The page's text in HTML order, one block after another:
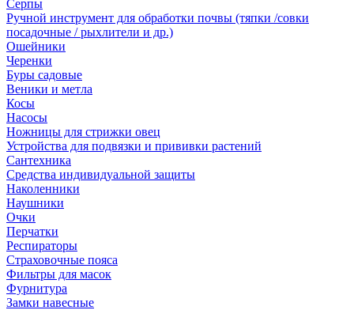
Серпы
Ручной инструмент для обработки почвы (тяпки /совки
посадочные / рыхлители и др.)
Ошейники
Черенки
Буры садовые
Веники и метла
Косы
Насосы
Ножницы для стрижки овец
Устройства для подвязки и прививки растений
Сантехника
Средства индивидуальной защиты
Наколенники
Наушники
Очки
Перчатки
Респираторы
Страховочные пояса
Фильтры для масок
Фурнитура
Замки навесные